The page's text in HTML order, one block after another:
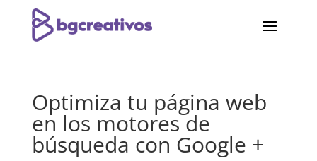
Optimiza tu página web
en los motores de
búsqueda con Google +